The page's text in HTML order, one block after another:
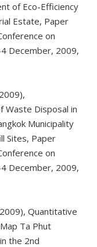
of Eco-Efficiency
Estate, Paper
on
December, 2009,
Waste Disposal in
Municipality
Sites, Paper
on
December, 2009,
Quantitative
Ta Phut
the 2nd